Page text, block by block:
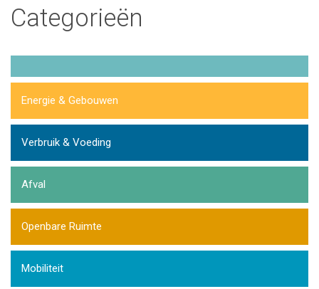
Categorieën
Energie & Gebouwen
Verbruik & Voeding
Afval
Openbare Ruimte
Mobiliteit